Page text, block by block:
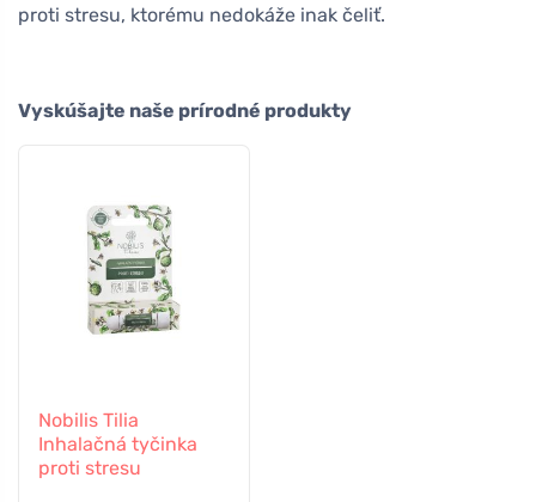
proti stresu, ktorému nedokáže inak čeliť.
Vyskúšajte naše prírodné produkty
Nobilis Tilia
Inhalačná tyčinka
proti stresu